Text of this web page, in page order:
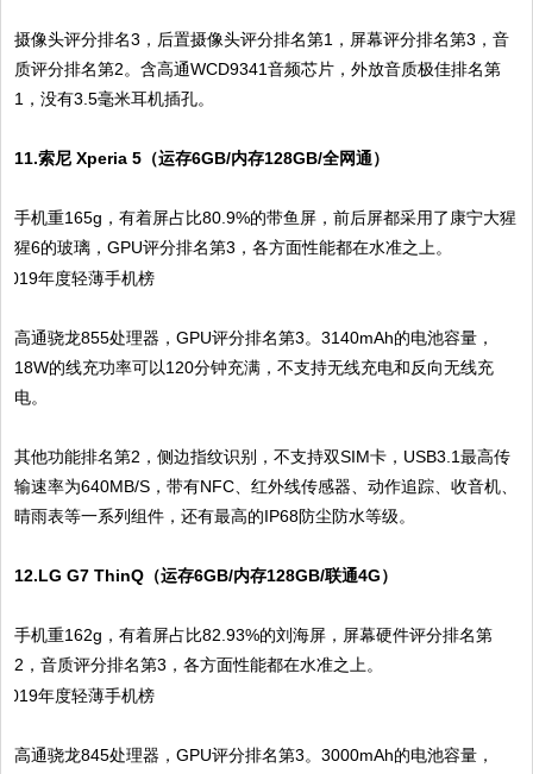
摄像头评分排名3，后置摄像头评分排名第1，屏幕评分排名第3，音
质评分排名第2。含高通WCD9341音频芯片，外放音质极佳排名第
1，没有3.5毫米耳机插孔。
11.索尼 Xperia 5（运存6GB/内存128GB/全网通）
手机重165g，有着屏占比80.9%的带鱼屏，前后屏都采用了康宁大猩
猩6的玻璃，GPU评分排名第3，各方面性能都在水准之上。
高通骁龙855处理器，GPU评分排名第3。3140mAh的电池容量，
18W的线充功率可以120分钟充满，不支持无线充电和反向无线充
电。
其他功能排名第2，侧边指纹识别，不支持双SIM卡，USB3.1最高传
输速率为640MB/S，带有NFC、红外线传感器、动作追踪、收音机、
晴雨表等一系列组件，还有最高的IP68防尘防水等级。
12.LG G7 ThinQ（运存6GB/内存128GB/联通4G）
手机重162g，有着屏占比82.93%的刘海屏，屏幕硬件评分排名第
2，音质评分排名第3，各方面性能都在水准之上。
高通骁龙845处理器，GPU评分排名第3。3000mAh的电池容量，